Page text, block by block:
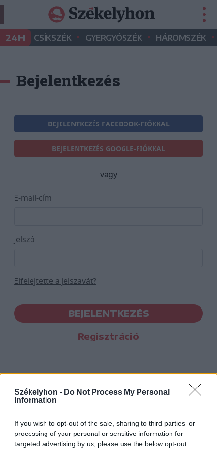
Székelyhon - Do Not Process My Personal
Information
If you wish to opt-out of the sale, sharing to third parties, or
processing of your personal or sensitive information for
targeted advertising by us, please use the below opt-out
24H CSÍKSZÉK • GYERGYÓSZÉK • HÁROMSZÉK •
Bejelentkezés
BEJELENTKEZÉS FACEBOOK-FIÓKKAL
BEJELENTKEZÉS GOOGLE-FIÓKKAL
vagy
E-mail-cím
Jelszó
Elfelejtette a jelszavát?
BEJELENTKEZÉS
Regisztráció